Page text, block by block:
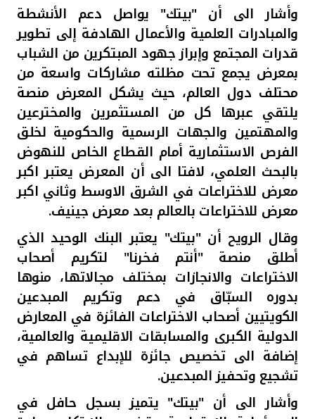
وأشار الى أن "بيتك" يواصل دعم الأنشطة
والمبادرات العلمية والأعمال الهادفة إلى تطوير
قدرات المجتمع وإبراز جهود المبتكرين من الشباب
بمعرض يجمع تحت مظلته مشاركات واسعة من
محتلف دول العالم، حيث يشكل المعرض منصة
يلتقي عبرها كل من المستثمرين والمخترعين
والمهتمين والجهات الرسمية والحكومية لخلق
الفرص الاستثمارية أمام القطاع الخاص للنهوض
بالبحث العلمي، لافتا الى أن المعرض يعتبر اكبر
معرض للاختراعات في الشرق الاوسط وثاني اكبر
معرض للاختراعات بالعالم بعد معرض جينيف.
وقال الرويح أن "بيتك" يعتبر البنك الوحيد الذي
أطلق منصة "أنتم فخرنا" لتكريم أصحاب
الاختراعات والانجازات بمختلف مجالاتها، منوها
بدوره السبّاق في دعم وتكريم المبدعين
الكويتيين أصحاب الاختراعات الفائزة في المعارض
الدولية الكبرى والمسابقات الاقليمية والعالمية،
إضافة الى تخصيص جائزة للإبداع تساهم في
تشجيع وتحفيز المبدعين.
وأشار الى أن "بيتك" يتميز بسجل حافل في